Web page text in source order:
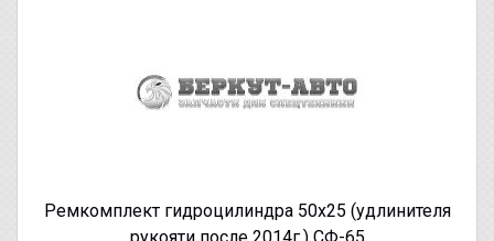
Ремкомплект гидроцилиндра 50х25 (удлинителя